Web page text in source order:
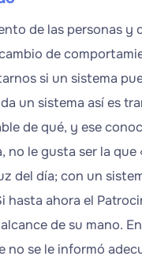
de las personas y
de
si un sistema
un sistema así es
de qué, y ese
le gusta ser la que
del día; con un
hasta ahora el
de su mano.
se le informó